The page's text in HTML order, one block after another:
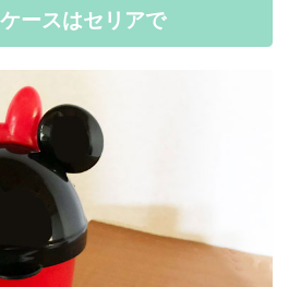
ースはセリアで